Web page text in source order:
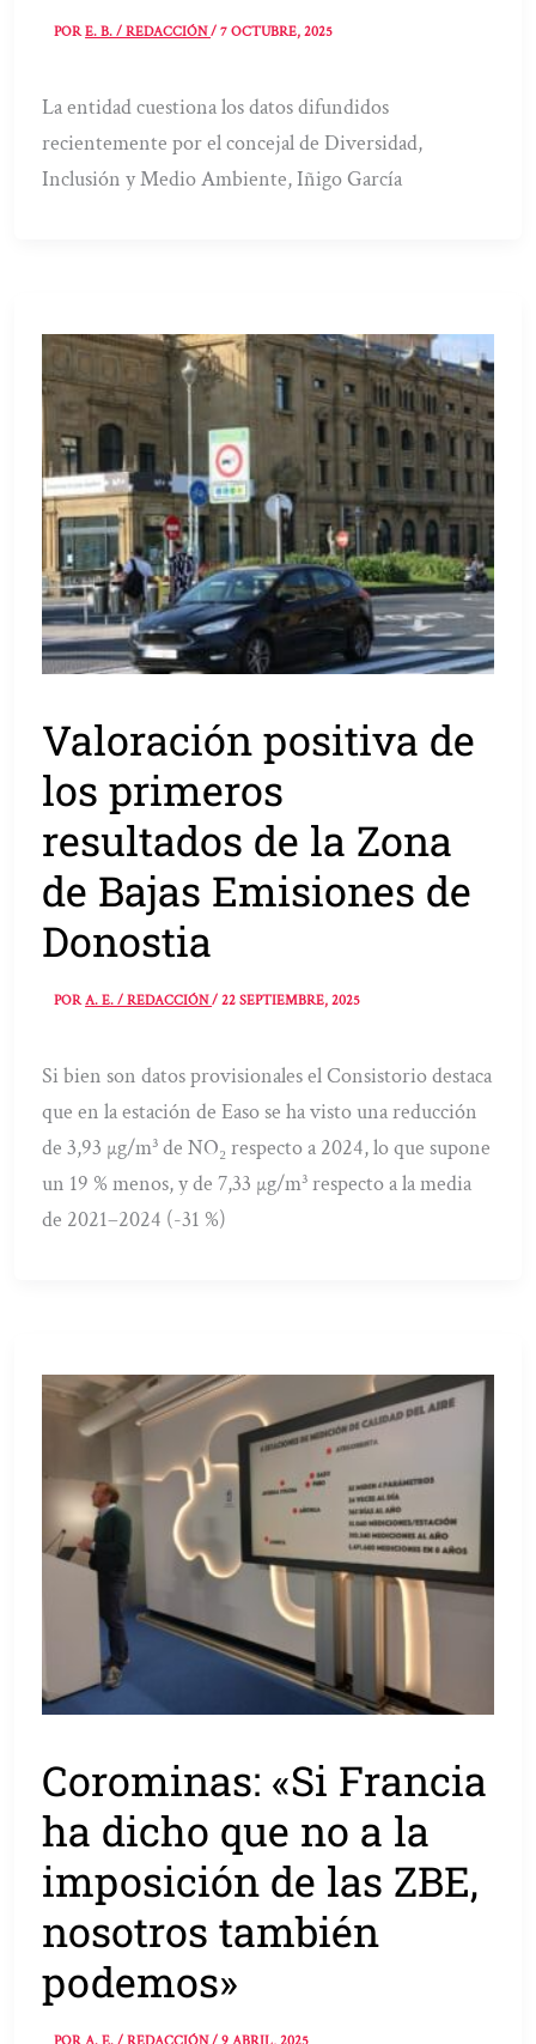
PORE. B. / REDACCIÓN/7 OCTUBRE, 2025
La entidad cuestiona los datos difundidos
recientemente por el concejal de Diversidad,
Inclusión y Medio Ambiente, Iñigo García
Valoración positiva de
los primeros
resultados de la Zona
de Bajas Emisiones de
Donostia
PORA. E. / REDACCIÓN/22 SEPTIEMBRE, 2025
Si bien son datos provisionales el Consistorio destaca
que en la estación de Easo se ha visto una reducción
de 3,93 µg/m³ de NO₂ respecto a 2024, lo que supone
un 19 % menos, y de 7,33 µg/m³ respecto a la media
de 2021–2024 (-31 %)
Corominas: «Si Francia
ha dicho que no a la
imposición de las ZBE,
nosotros también
podemos»